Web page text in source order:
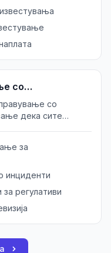
со
со
дека сите
за
инциденти
регулативи